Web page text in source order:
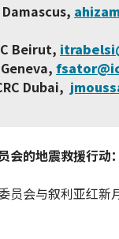
Beirut,
Dubai,
的地震救援行动：
员会与叙利亚红新